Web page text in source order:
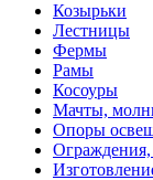
Козырьки
Лестницы
Фермы
Рамы
Косоуры
Мачты,
Опоры
Ограждения,